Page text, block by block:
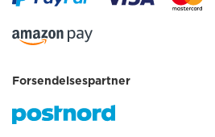
Forsendelsespartner